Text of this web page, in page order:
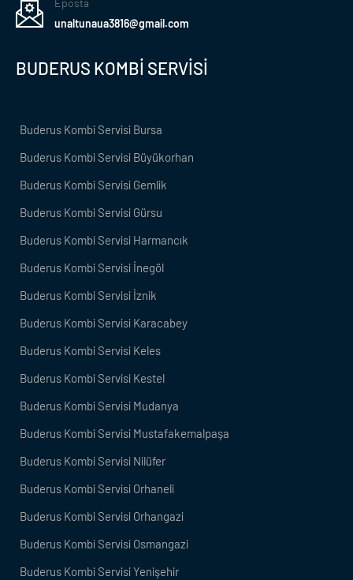
Eposta
unaltunaua3816@gmail.com
BUDERUS KOMBİ SERVİSİ
Buderus Kombi Servisi Bursa
Buderus Kombi Servisi Büyükorhan
Buderus Kombi Servisi Gemlik
Buderus Kombi Servisi Gürsu
Buderus Kombi Servisi Harmancık
Buderus Kombi Servisi İnegöl
Buderus Kombi Servisi İznik
Buderus Kombi Servisi Karacabey
Buderus Kombi Servisi Keles
Buderus Kombi Servisi Kestel
Buderus Kombi Servisi Mudanya
Buderus Kombi Servisi Mustafakemalpaşa
Buderus Kombi Servisi Nilüfer
Buderus Kombi Servisi Orhaneli
Buderus Kombi Servisi Orhangazi
Buderus Kombi Servisi Osmangazi
Buderus Kombi Servisi Yenişehir